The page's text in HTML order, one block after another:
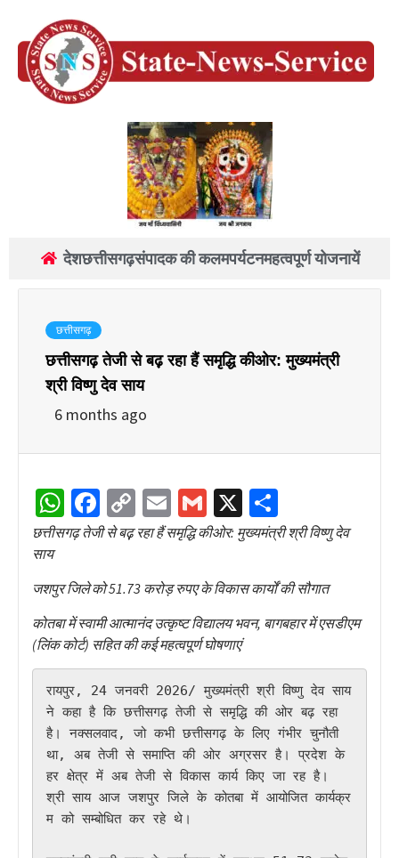
देशछत्तीसगढ़संपादक की कलमपर्यटनमहत्वपूर्ण योजनायें
छत्तीसगढ़
छत्तीसगढ़ तेजी से बढ़़ रहा हैं समृद्धि कीओर: मुख्यमंत्री
श्री विष्णु देव साय
6 months ago
WhatsApp
Facebook
Copy
Link
EmailGmail
X
छत्तीसगढ़ तेजी से बढ़़ रहा हैं समृद्धि कीओर: मुख्यमंत्री श्री विष्णु देव
साय
जशपुर जिले को 51.73 करोड़ रुपए के विकास कार्यों की सौगात
कोतबा में स्वामी आत्मानंद उत्कृष्ट विद्यालय भवन, बागबहार में एसडीएम
(लिंक कोर्ट) सहित की कई महत्वपूर्ण घोषणाएं
रायपुर, 24 जनवरी 2026/ मुख्यमंत्री श्री विष्णु देव साय
ने कहा है कि छत्तीसगढ़ तेजी से समृद्धि की ओर बढ़ रहा
है। नक्सलवाद, जो कभी छत्तीसगढ़ के लिए गंभीर चुनौती
था, अब तेजी से समाप्ति की ओर अग्रसर है। प्रदेश के
हर क्षेत्र में अब तेजी से विकास कार्य किए जा रह है।
श्री साय आज जशपुर जिले के कोतबा में आयोजित कार्यक्र
म को सम्बोधित कर रहे थे।